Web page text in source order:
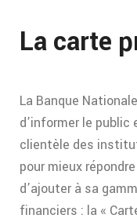
La carte
La Banque
d’informer le public
clientèle des
pour mieux
d’ajouter à sa
financiers : la «